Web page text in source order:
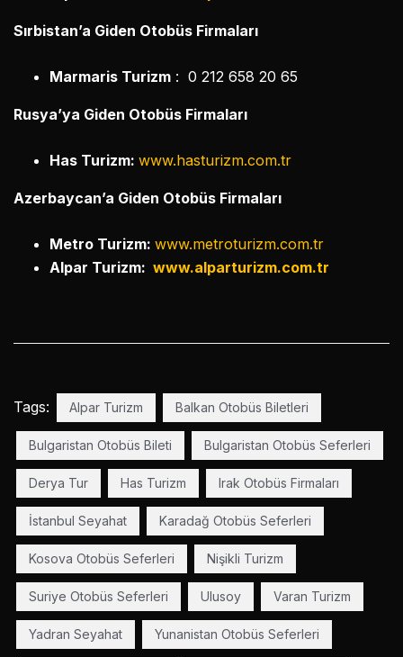
Sırbistan’a Giden Otobüs Firmaları
Marmaris Turizm : 0 212 658 20 65
Rusya’ya Giden Otobüs Firmaları
Has Turizm: www.hasturizm.com.tr
Azerbaycan’a Giden Otobüs Firmaları
Metro Turizm: www.metroturizm.com.tr
Alpar Turizm: www.alparturizm.com.tr
Tags: Alpar Turizm Balkan Otobüs Biletleri
Bulgaristan Otobüs Bileti Bulgaristan Otobüs Seferleri
Derya Tur Has Turizm Irak Otobüs Firmaları
İstanbul Seyahat Karadağ Otobüs Seferleri
Kosova Otobüs Seferleri Nişikli Turizm
Suriye Otobüs Seferleri Ulusoy Varan Turizm
Yadran Seyahat Yunanistan Otobüs Seferleri